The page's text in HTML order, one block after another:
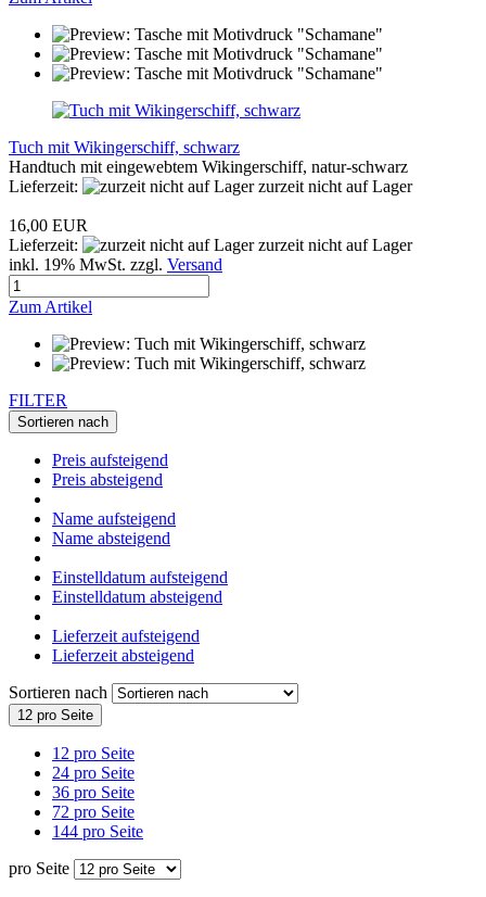
Tuch mit Wikingerschiff, schwarz
Handtuch mit eingewebtem Wikingerschiff, natur-schwarz
Lieferzeit:
zurzeit nicht auf Lager
16,00 EUR
Lieferzeit:
zurzeit nicht auf Lager
inkl. 19% MwSt. zzgl. Versand
Zum Artikel
FILTER
Sortieren nach
Preis aufsteigend
Preis absteigend
Name aufsteigend
Name absteigend
Einstelldatum aufsteigend
Einstelldatum absteigend
Lieferzeit aufsteigend
Lieferzeit absteigend
Sortieren nach
12 pro Seite
12 pro Seite
24 pro Seite
36 pro Seite
72 pro Seite
144 pro Seite
pro Seite